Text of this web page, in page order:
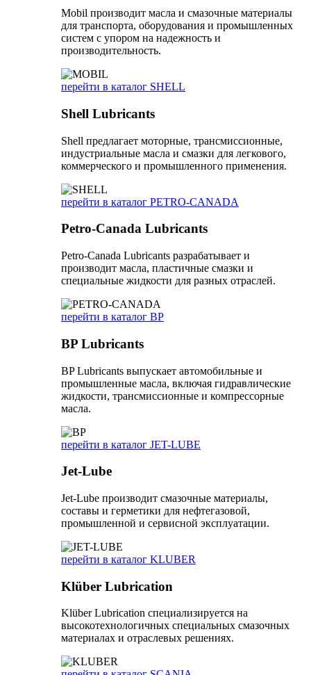
Mobil производит масла и смазочные материалы
для транспорта, оборудования и промышленных
систем с упором на надежность и
производительность.
перейти в каталог SHELL
Shell Lubricants
Shell предлагает моторные, трансмиссионные,
индустриальные масла и смазки для легкового,
коммерческого и промышленного применения.
перейти в каталог PETRO-CANADA
Petro-Canada Lubricants
Petro-Canada Lubricants разрабатывает и
производит масла, пластичные смазки и
специальные жидкости для разных отраслей.
перейти в каталог BP
BP Lubricants
BP Lubricants выпускает автомобильные и
промышленные масла, включая гидравлические
жидкости, трансмиссионные и компрессорные
масла.
перейти в каталог JET-LUBE
Jet-Lube
Jet-Lube производит смазочные материалы,
составы и герметики для нефтегазовой,
промышленной и сервисной эксплуатации.
перейти в каталог KLUBER
Klüber Lubrication
Klüber Lubrication специализируется на
высокотехнологичных специальных смазочных
материалах и отраслевых решениях.